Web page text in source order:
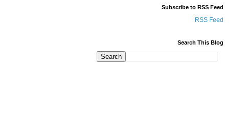
Subscribe to RSS Feed
RSS Feed
Search This Blog